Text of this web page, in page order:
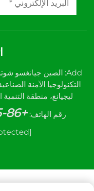
التكنولوجيا الآمنة
ليجيانغ، منطقة
رقم الهاتف: +86-13585397375